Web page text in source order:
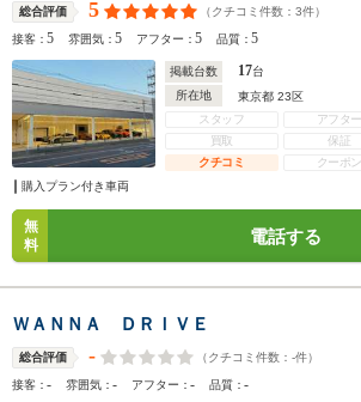
総合評価 5 （クチコミ件数： 3件）
接客：5 雰囲気：5 アフター：5 品質：5
掲載台数 17台
所在地
東京都 23区
スタッフ
アフター
買取
保証
クチコミ
クーポン
購入プラン付き車両
無
料
電話する
ＷＡＮＮＡ ＤＲＩＶＥ
総合評価 - （クチコミ件数： -件）
接客：- 雰囲気：- アフター：- 品質：-